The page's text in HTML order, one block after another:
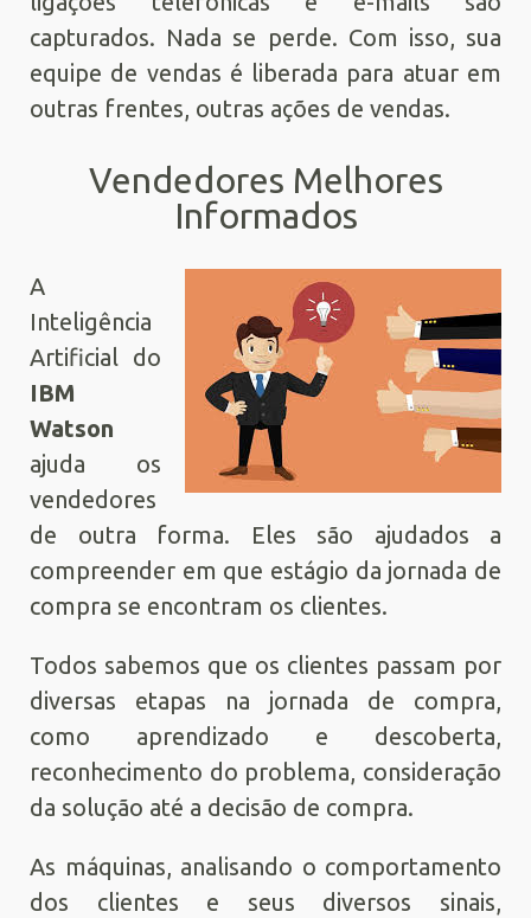
capturados. Nada se perde. Com isso, sua
equipe de vendas é liberada para atuar em
outras frentes, outras ações de vendas.
Vendedores Melhores
Informados
A
Inteligência
Artificial do
IBM
Watson
ajuda os
vendedores
de outra forma. Eles são ajudados a
compreender em que estágio da jornada de
compra se encontram os clientes.
Todos sabemos que os clientes passam por
diversas etapas na jornada de compra,
como aprendizado e descoberta,
reconhecimento do problema, consideração
da solução até a decisão de compra.
As máquinas, analisando o comportamento
dos clientes e seus diversos sinais,